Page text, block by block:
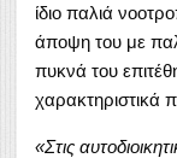
ίδιο παλιά
άποψη του με
πυκνά του
χαρακτηριστικά
«Στις